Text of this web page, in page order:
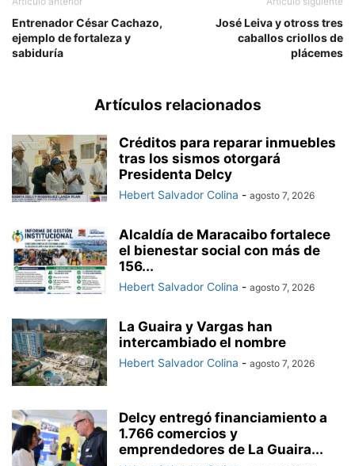
Entrenador César Cachazo,
ejemplo de fortaleza y
sabiduría
José Leiva y otross tres
caballos criollos de
plácemes
Artículos relacionados
Créditos para reparar inmuebles
tras los sismos otorgará
Presidenta Delcy
Hebert Salvador Colina - agosto 7, 2026
Alcaldía de Maracaibo fortalece
el bienestar social con más de
156...
Hebert Salvador Colina - agosto 7, 2026
La Guaira y Vargas han
intercambiado el nombre
Hebert Salvador Colina - agosto 7, 2026
Delcy entregó financiamiento a
1.766 comercios y
emprendedores de La Guaira...